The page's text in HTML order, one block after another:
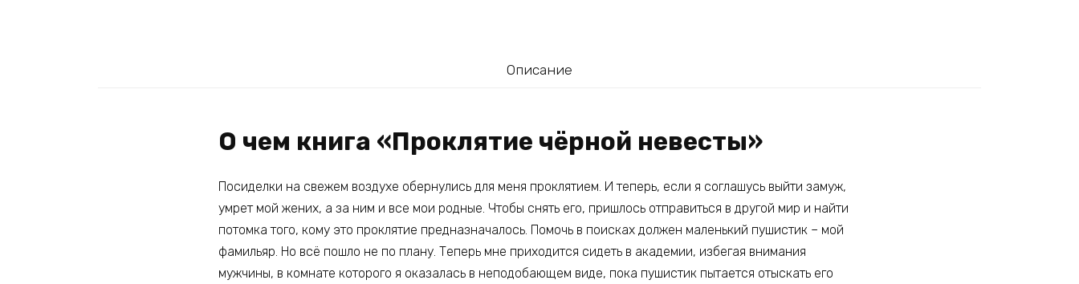
Описание
О чем книга «Проклятие чёрной невесты»
Посиделки на свежем воздухе обернулись для меня проклятием. И теперь, если я соглашусь выйти замуж,
умрет мой жених, а за ним и все мои родные. Чтобы снять его, пришлось отправиться в другой мир и найти
потомка того, кому это проклятие предназначалось. Помочь в поисках должен маленький пушистик – мой
фамильяр. Но всё пошло не по плану. Теперь мне приходится сидеть в академии, избегая внимания
мужчины, в комнате которого я оказалась в неподобающем виде, пока пушистик пытается отыскать его